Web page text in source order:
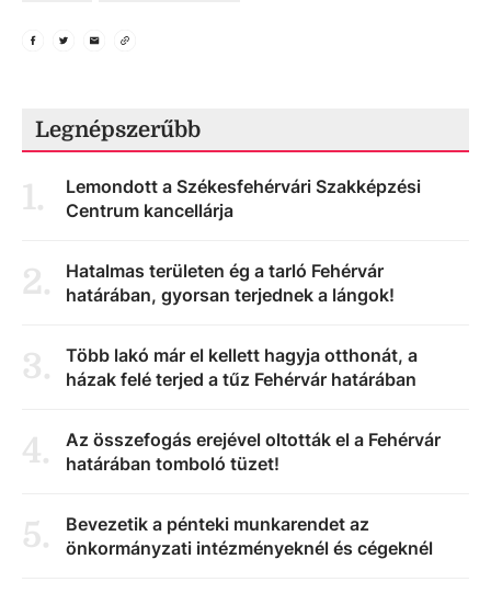
Legnépszerűbb
1.
Lemondott a Székesfehérvári Szakképzési
Centrum kancellárja
2.
Hatalmas területen ég a tarló Fehérvár
határában, gyorsan terjednek a lángok!
3.
Több lakó már el kellett hagyja otthonát, a
házak felé terjed a tűz Fehérvár határában
4.
Az összefogás erejével oltották el a Fehérvár
határában tomboló tüzet!
5.
Bevezetik a pénteki munkarendet az
önkormányzati intézményeknél és cégeknél